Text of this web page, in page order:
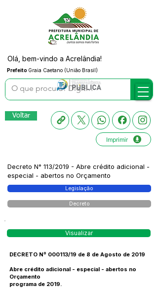
Prefeito Graia Caetano (União Brasil)
Olá, bem-vindo a Acrelândia!
Voltar
Imprimir
Decreto N° 113/2019 - Abre crédito adicional -
especial - abertos no Orçamento
Legislação
Decreto
Visualizar
DECRETO Nº 000113/19 de 8 de Agosto de 2019
Abre crédito adicional - especial - abertos no
Orçamento
programa de 2019.